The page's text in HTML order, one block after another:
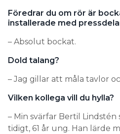
Föredrar du om rör är
installerade med
– Absolut bockat.
Dold talang?
– Jag gillar att måla tavlor
Vilken kollega vill du hylla?
– Min svärfar Bertil
tidigt, 61 år ung. Han lärde